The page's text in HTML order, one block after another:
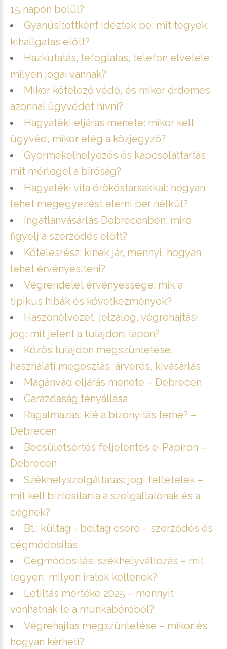
15 napon belül?
Gyanúsítottként idéztek be: mit tegyek
kihallgatás előtt?
Házkutatás, lefoglalás, telefon elvétele:
milyen jogai vannak?
Mikor kötelező védő, és mikor érdemes
azonnal ügyvédet hívni?
Hagyatéki eljárás menete: mikor kell
ügyvéd, mikor elég a közjegyző?
Gyermekelhelyezés és kapcsolattartás:
mit mérlegel a bíróság?
Hagyatéki vita örököstársakkal: hogyan
lehet megegyezést elérni per nélkül?
Ingatlanvásárlás Debrecenben: mire
figyelj a szerződés előtt?
Kötelesrész: kinek jár, mennyi, hogyan
lehet érvényesíteni?
Végrendelet érvényessége: mik a
tipikus hibák és következmények?
Haszonélvezet, jelzálog, végrehajtási
jog: mit jelent a tulajdoni lapon?
Közös tulajdon megszüntetése:
használati megosztás, árverés, kivásárlás
Magánvád eljárás menete – Debrecen
Garázdaság tényállása
Rágalmazás: kié a bizonyítás terhe? –
Debrecen
Becsületsértés feljelentés e-Papíron –
Debrecen
Székhelyszolgáltatás: jogi feltételek –
mit kell biztosítania a szolgáltatónak és a
cégnek?
Bt.: kültag - beltag csere – szerződés és
cégmódosítás
Cégmódosítás: székhelyváltozás – mit
tegyen, milyen iratok kellenek?
Letiltás mértéke 2025 – mennyit
vonhatnak le a munkabéréből?
Végrehajtás megszüntetése – mikor és
hogyan kérheti?